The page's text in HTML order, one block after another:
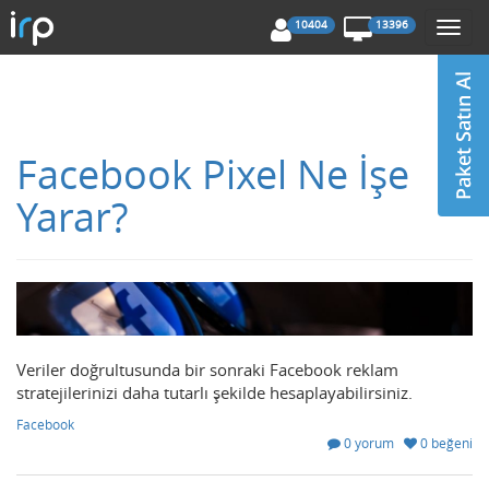
10404 13396
Facebook Pixel Ne İşe
Yarar?
Veriler doğrultusunda bir sonraki Facebook reklam
stratejilerinizi daha tutarlı şekilde hesaplayabilirsiniz.
Facebook
0 yorum
0 beğeni